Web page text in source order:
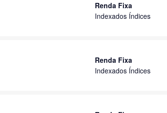
Renda Fixa
Indexados Índices
Renda Fixa
Indexados Índices